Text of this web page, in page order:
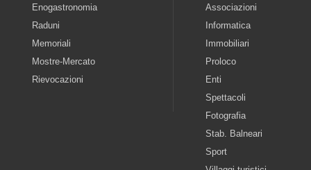
Enogastronomia
Raduni
Memoriali
Mostre-Mercato
Rievocazioni
Associazioni
Informatica
Immobiliari
Proloco
Enti
Spettacoli
Fotografia
Stab. Balneari
Sport